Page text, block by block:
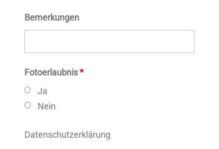
Bemerkungen
Fotoerlaubnis*
Ja
Nein
Datenschutzerklärung